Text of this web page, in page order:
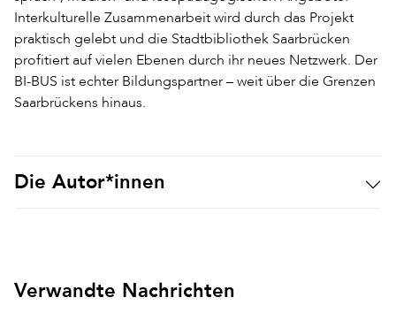
Interkulturelle Zusammenarbeit wird durch das Projekt
praktisch gelebt und die Stadtbibliothek Saarbrücken
profitiert auf vielen Ebenen durch ihr neues Netzwerk. Der
BI-BUS ist echter Bildungspartner – weit über die Grenzen
Saarbrückens hinaus.
Die Autor*innen
Verwandte Nachrichten